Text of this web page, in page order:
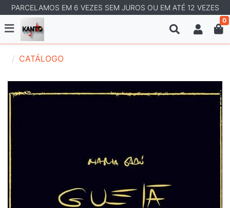
PARCELAMOS EM 6 VEZES SEM JUROS OU EM ATÉ 12 VEZES
0
CATÁLOGO